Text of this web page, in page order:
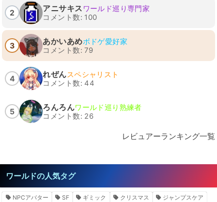
2 アニサキス ワールド巡り専門家
コメント数: 100
3 あかいあめボドゲ愛好家
コメント数: 79
4 れぜんスペシャリスト
コメント数: 44
5 ろんろんワールド巡り熟練者
コメント数: 26
レビュアーランキング一覧
ワールドの人気タグ
NPCアバター SF ギミック クリスマス
ジャンプスケア